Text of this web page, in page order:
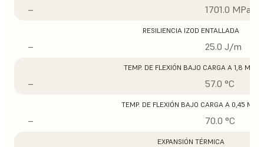
– 1701.0 MPa
RESILIENCIA IZOD ENTALLADA
– 25.0 J/m
TEMP. DE FLEXIÓN BAJO CARGA A 1,8 MPA
– 57.0 °C
TEMP. DE FLEXIÓN BAJO CARGA A 0,45 MPA
– 70.0 °C
EXPANSIÓN TÉRMICA